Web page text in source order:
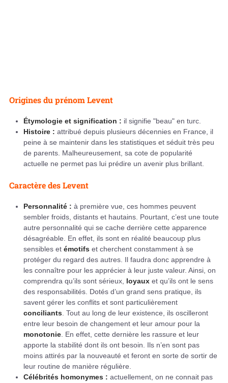
Origines du prénom Levent
Étymologie et signification : il signifie "beau" en turc.
Histoire : attribué depuis plusieurs décennies en France, il
peine à se maintenir dans les statistiques et séduit très peu
de parents. Malheureusement, sa cote de popularité
actuelle ne permet pas lui prédire un avenir plus brillant.
Caractère des Levent
Personnalité : à première vue, ces hommes peuvent
sembler froids, distants et hautains. Pourtant, c’est une toute
autre personnalité qui se cache derrière cette apparence
désagréable. En effet, ils sont en réalité beaucoup plus
sensibles et émotifs et cherchent constamment à se
protéger du regard des autres. Il faudra donc apprendre à
les connaître pour les apprécier à leur juste valeur. Ainsi, on
comprendra qu’ils sont sérieux, loyaux et qu’ils ont le sens
des responsabilités. Dotés d’un grand sens pratique, ils
savent gérer les conflits et sont particulièrement
conciliants . Tout au long de leur existence, ils oscilleront
entre leur besoin de changement et leur amour pour la
monotonie . En effet, cette dernière les rassure et leur
apporte la stabilité dont ils ont besoin. Ils n’en sont pas
moins attirés par la nouveauté et feront en sorte de sortir de
leur routine de manière régulière.
Célébrités homonymes : actuellement, on ne connait pas